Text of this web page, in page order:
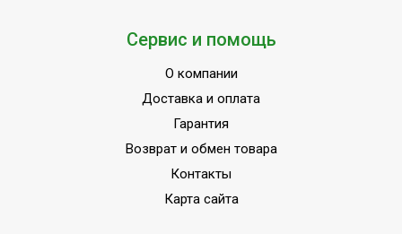
Сервис и помощь
О компании
Доставка и оплата
Гарантия
Возврат и обмен товара
Контакты
Карта сайта